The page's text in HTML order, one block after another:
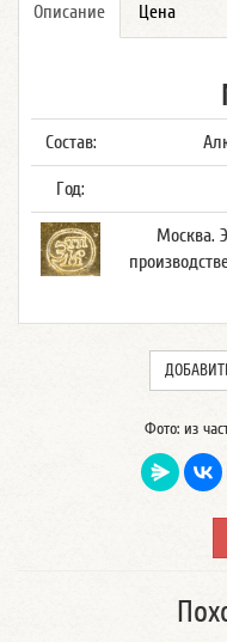
Описание Цена
Состав:
Год:
Москва.
Фото: из